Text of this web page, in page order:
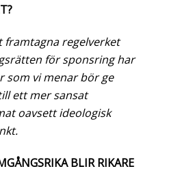
framtagna regelverket
för sponsring har
som vi menar bör ge
ett mer sansat
oavsett ideologisk
BLIR RIKARE